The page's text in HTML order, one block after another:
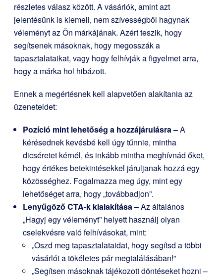
részletes válasz között. A vásárlók, amint azt
jelentésünk is kiemeli, nem szívességből hagynak
véleményt az Ön márkájának. Azért teszik, hogy
segítsenek másoknak, hogy megosszák a
tapasztalataikat, vagy hogy felhívják a figyelmet arra,
hogy a márka hol hibázott.
Ennek a megértésnek kell alapvetően alakítania az
üzeneteidet:
Pozíció mint lehetőség a hozzájárulásra –A
kérésednek kevésbé kell úgy tűnnie, mintha
dicséretet kérnél, és inkább mintha meghívnád őket,
hogy értékes betekintésekkel járuljanak hozzá egy
közösséghez. Fogalmazza meg úgy, mint egy
lehetőséget arra, hogy „továbbadjon”.
Lenyűgöző CTA-k kialakítása –Az általános
„Hagyj egy véleményt” helyett használj olyan
cselekvésre való felhívásokat, mint:
„Oszd meg tapasztalataidat, hogy segítsd a többi
vásárlót a tökéletes pár megtalálásában!”
„Segítsen másoknak tájékozott döntéseket hozni –